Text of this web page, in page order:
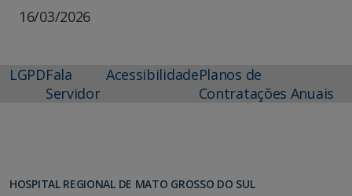
16/03/2026
LGPDFala
Servidor
AcessibilidadePlanos de
Contratações Anuais
HOSPITAL REGIONAL DE MATO GROSSO DO SUL